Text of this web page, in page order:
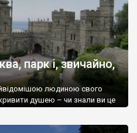
парк і, звичайно,
людиною свого
душею – чи знали ви це